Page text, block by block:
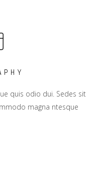
quis odio dui. Sedes sit
magna ntesque